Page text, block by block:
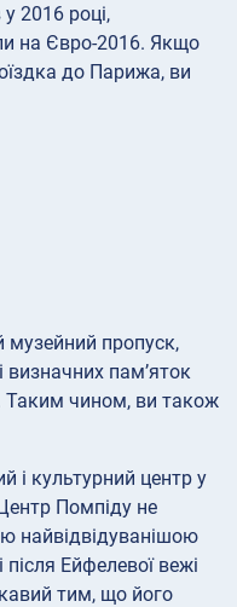
2016 році,
на Євро-2016. Якщо
до Парижа, ви
пропуск,
визначних пам’яток
Таким чином, ви також
і культурний центр у
Помпіду не
найвідвідуванішою
Ейфелевої вежі
тим, що його